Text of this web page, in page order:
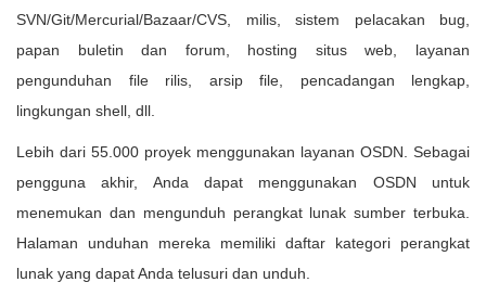
SVN/Git/Mercurial/Bazaar/CVS, milis, sistem pelacakan bug,
papan buletin dan forum, hosting situs web, layanan
pengunduhan file rilis, arsip file, pencadangan lengkap,
lingkungan shell, dll.
Lebih dari 55.000 proyek menggunakan layanan OSDN. Sebagai
pengguna akhir, Anda dapat menggunakan OSDN untuk
menemukan dan mengunduh perangkat lunak sumber terbuka.
Halaman unduhan mereka memiliki daftar kategori perangkat
lunak yang dapat Anda telusuri dan unduh.